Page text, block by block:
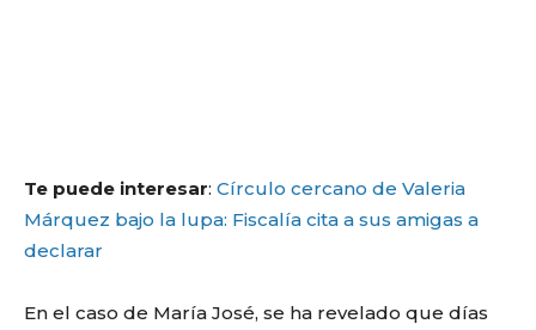
Te puede interesar: Círculo cercano de Valeria
Márquez bajo la lupa: Fiscalía cita a sus amigas a
declarar
En el caso de María José, se ha revelado que días